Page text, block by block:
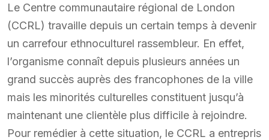
Le Centre communautaire régional de London
(CCRL) travaille depuis un certain temps à devenir
un carrefour ethnoculturel rassembleur. En effet,
l’organisme connaît depuis plusieurs années un
grand succès auprès des francophones de la ville
mais les minorités culturelles constituent jusqu’à
maintenant une clientèle plus difficile à rejoindre.
Pour remédier à cette situation, le CCRL a entrepris